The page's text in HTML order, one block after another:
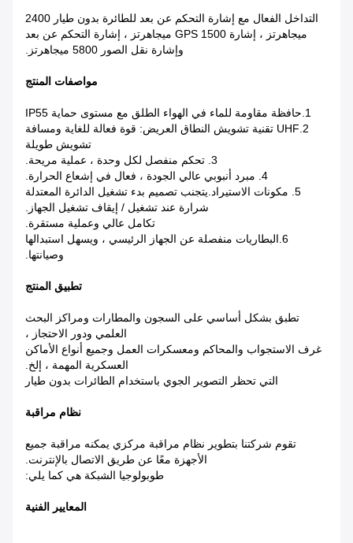
التداخل الفعال مع إشارة التحكم عن بعد للطائرة بدون طيار 2400
ميجاهرتز ، إشارة GPS 1500 ميجاهرتز ، إشارة التحكم عن بعد
وإشارة نقل الصور 5800 ميجاهرتز.
مواصفات المنتج
1.حافظة مقاومة للماء في الهواء الطلق مع مستوى حماية IP55
2.UHF تقنية تشويش النطاق العريض: قوة فعالة للغاية ومسافة
تشويش طويلة
3. تحكم منفصل لكل وحدة ، عملية مريحة.
4. مبرد أنبوبي عالي الجودة ، فعال في إشعاع الحرارة.
5. مكونات الاستيراد.يتجنب تصميم بدء تشغيل الدائرة المعتدلة
شرارة عند تشغيل / إيقاف تشغيل الجهاز.
تكامل عالي وعملية مستقرة.
6.البطاريات منفصلة عن الجهاز الرئيسي ، ويسهل استبدالها
وصيانتها.
تطبيق المنتج
تطبق بشكل أساسي على السجون والمطارات ومراكز البحث
العلمي ودور الاحتجاز ،
غرف الاستجواب والمحاكم ومعسكرات العمل وجميع أنواع الأماكن
العسكرية المهمة ، إلخ.
التي تحظر التصوير الجوي باستخدام الطائرات بدون طيار
نظام مراقبة
تقوم شركتنا بتطوير نظام مراقبة مركزي يمكنه مراقبة جميع
الأجهزة معًا عن طريق الاتصال بالإنترنت.
طوبولوجيا الشبكة هي كما يلي:
المعايير الفنية